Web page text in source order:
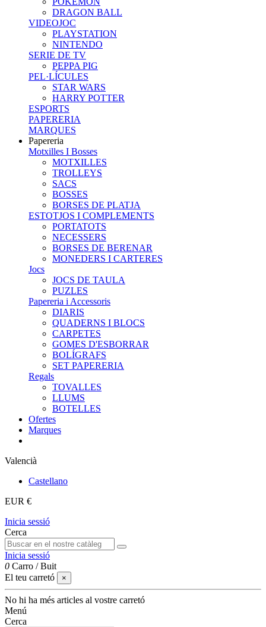
DRAGON BALL
VIDEOJOC
PLAYSTATION
NINTENDO
SERIE DE TV
PEPPA PIG
PEL·LÍCULES
STAR WARS
HARRY POTTER
ESPORTS
PAPERERIA
MARQUES
Papereria
Motxilles I Bosses
MOTXILLES
TROLLEYS
SACS
BOSSES
BORSES DE PLATJA
ESTOTJOS I COMPLEMENTS
PORTATOTS
NECESSERS
BORSES DE BERENAR
MONEDERS I CARTERES
Jocs
JOCS DE TAULA
PUZLES
Papereria i Accessoris
DIARIS
QUADERNS I BLOCS
CARPETES
GOMES D'ESBORRAR
BOLÍGRAFS
SET PAPERERIA
Regals
TOVALLES
LLUMS
BOTELLES
Ofertes
Marques
Valencià
Castellano
EUR €
Inicia sessió
Cerca
Inicia sessió
0 Carro /Buit
El teu carretó
×
No hi ha més articles al vostre carretó
Menú
Cerca